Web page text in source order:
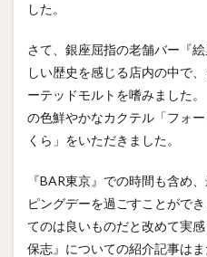
した。
さて、銀座屈指の老舗バー『
しい歴史を感じる店内の中で
ーテッドモルトを嗜みました
の色鮮やかなカクテル「フォ
くら」をいただきました。
『BAR東京』での時間も含め
ピングデーを過ごすことがで
てのは良いものだと改めて実
保志』についての紹介記事は